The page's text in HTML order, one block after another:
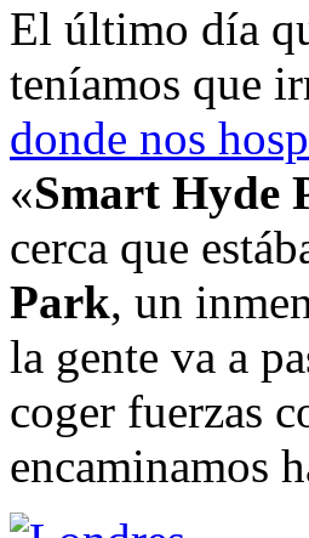
El último día
teníamos que
donde nos
«Smart Hyde
cerca que
Park, un
la gente va a
coger fuerzas
encaminamos